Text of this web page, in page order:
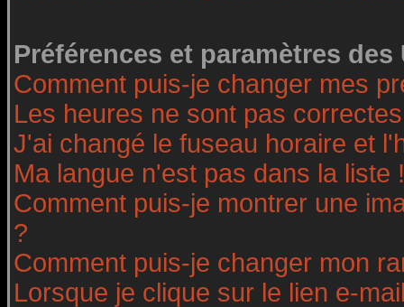
Préférences et paramètres
Comment puis-je changer mes
Les heures ne sont pas
J'ai changé le fuseau horaire et
Ma langue n'est pas dans la liste !
Comment puis-je montrer une
?
Comment puis-je changer mon
Lorsque je clique sur le lien e-